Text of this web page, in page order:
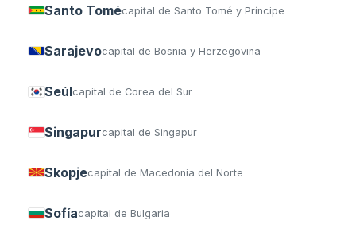
Santo Tomécapital de Santo Tomé y Príncipe
Sarajevocapital de Bosnia y Herzegovina
Seúlcapital de Corea del Sur
Singapurcapital de Singapur
Skopjecapital de Macedonia del Norte
Sofíacapital de Bulgaria